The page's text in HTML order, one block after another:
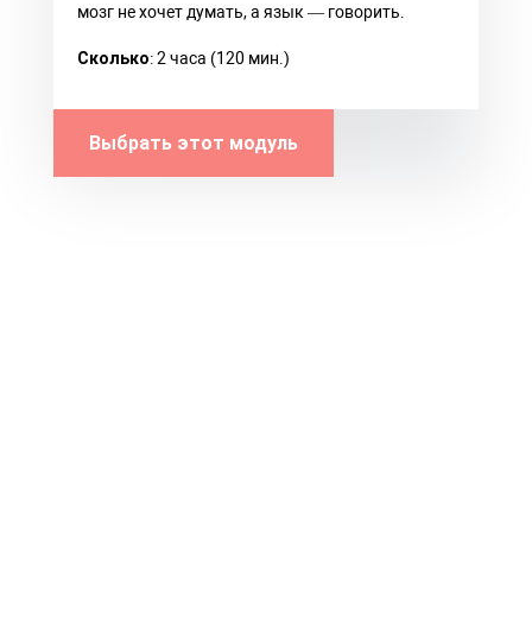
мозг не хочет думать, а язык — говорить.
Сколько: 2 часа (120 мин.)
Выбрать этот модуль